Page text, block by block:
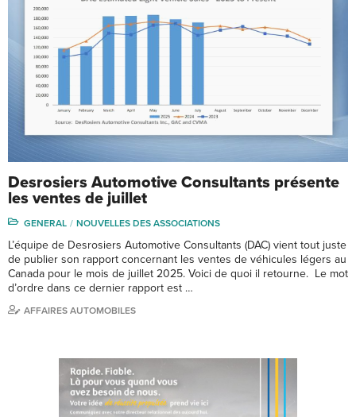
Desrosiers Automotive Consultants présente
les ventes de juillet
GENERAL NOUVELLES DES ASSOCIATIONS
L’équipe de Desrosiers Automotive Consultants (DAC) vient tout juste
de publier son rapport concernant les ventes de véhicules légers au
Canada pour le mois de juillet 2025. Voici de quoi il retourne. Le mot
d’ordre dans ce dernier rapport est …
AFFAIRES AUTOMOBILES